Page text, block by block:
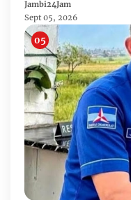
Jambi24Jam
Sept 05, 2026